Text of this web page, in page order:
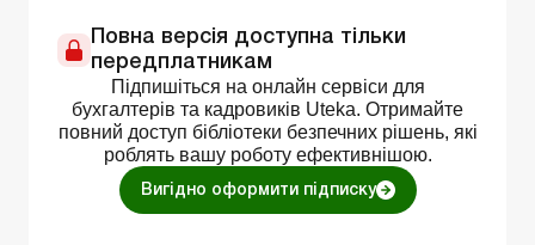
Повна версія доступна тільки
передплатникам
Підпишіться на онлайн сервіси для
бухгалтерів та кадровиків Uteka. Отримайте
повний доступ бібліотеки безпечних рішень, які
роблять вашу роботу ефективнішою.
Вигідно оформити підписку